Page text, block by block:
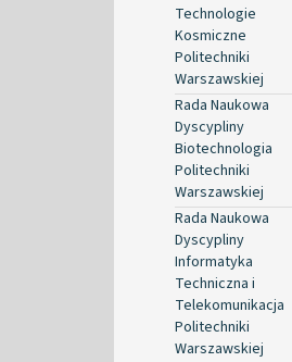
Technologie
Kosmiczne
Politechniki
Warszawskiej
Rada Naukowa
Dyscypliny
Biotechnologia
Politechniki
Warszawskiej
Rada Naukowa
Dyscypliny
Informatyka
Techniczna i
Telekomunikacja
Politechniki
Warszawskiej